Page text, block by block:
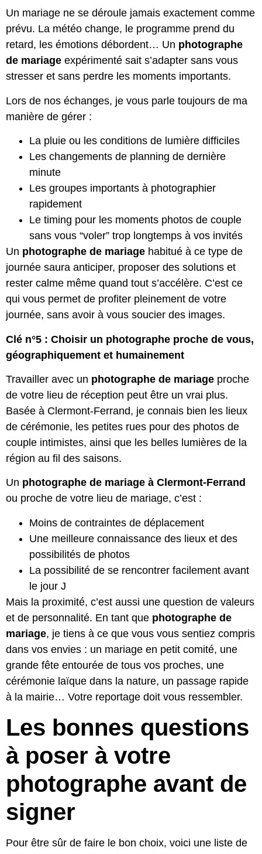
Un mariage ne se déroule jamais exactement comme
prévu. La météo change, le programme prend du
retard, les émotions débordent… Un photographe
de mariage expérimenté sait s’adapter sans vous
stresser et sans perdre les moments importants.
Lors de nos échanges, je vous parle toujours de ma
manière de gérer :
La pluie ou les conditions de lumière difficiles
Les changements de planning de dernière
minute
Les groupes importants à photographier
rapidement
Le timing pour les moments photos de couple
sans vous “voler” trop longtemps à vos invités
Un photographe de mariage habitué à ce type de
journée saura anticiper, proposer des solutions et
rester calme même quand tout s’accélère. C’est ce
qui vous permet de profiter pleinement de votre
journée, sans avoir à vous soucier des images.
Clé n°5 : Choisir un photographe proche de vous,
géographiquement et humainement
Travailler avec un photographe de mariage proche
de votre lieu de réception peut être un vrai plus.
Basée à Clermont-Ferrand, je connais bien les lieux
de cérémonie, les petites rues pour des photos de
couple intimistes, ainsi que les belles lumières de la
région au fil des saisons.
Un photographe de mariage à Clermont-Ferrand
ou proche de votre lieu de mariage, c’est :
Moins de contraintes de déplacement
Une meilleure connaissance des lieux et des
possibilités de photos
La possibilité de se rencontrer facilement avant
le jour J
Mais la proximité, c’est aussi une question de valeurs
et de personnalité. En tant que photographe de
mariage, je tiens à ce que vous vous sentiez compris
dans vos envies : un mariage en petit comité, une
grande fête entourée de tous vos proches, une
cérémonie laïque dans la nature, un passage rapide
à la mairie… Votre reportage doit vous ressembler.
Les bonnes questions
à poser à votre
photographe avant de
signer
Pour être sûr de faire le bon choix, voici une liste de